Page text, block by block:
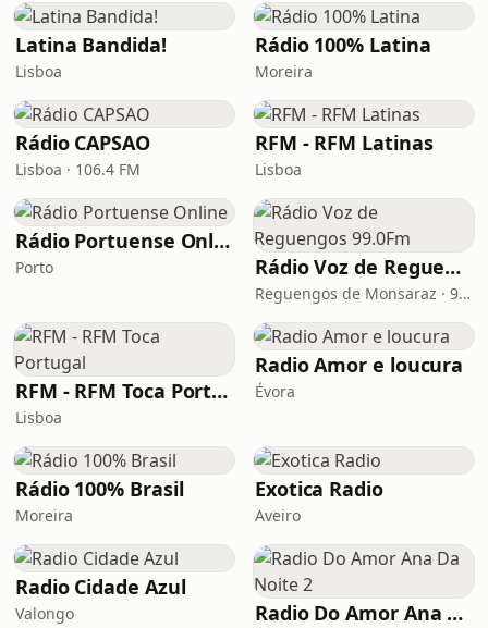
Latina Bandida!
Lisboa
Rádio 100% Latina
Moreira
Rádio CAPSAO
Lisboa · 106.4 FM
RFM - RFM Latinas
Lisboa
Rádio Portuense Online
Porto Rádio Voz de Reguengos 99.0Fm
Reguengos de Monsaraz · 99.0 FM
RFM - RFM Toca Portugal
Lisboa
Radio Amor e loucura
Évora
Rádio 100% Brasil
Moreira
Exotica Radio
Aveiro
Radio Cidade Azul
Valongo Radio Do Amor Ana Da Noite 2